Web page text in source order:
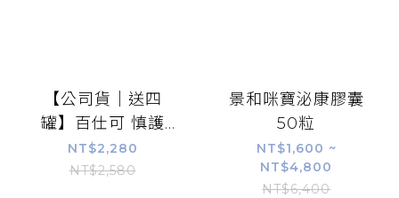
【公司貨｜送四
罐】百仕可 慎護
18%蛋白質營養素
240mlx24罐/箱
NT$2,280
NT$2,580
景和咪寶泌康膠囊
50粒
NT$1,600 ~
NT$4,800
NT$6,400